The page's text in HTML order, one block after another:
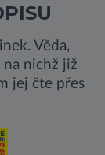
Věda,
nichž již
jej čte přes